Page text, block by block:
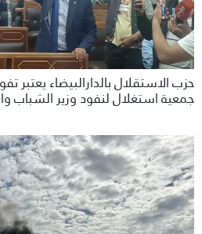
حزب الاستقلال بالدارالبيضاء
جمعية استغلال لنفود وزير الشباب